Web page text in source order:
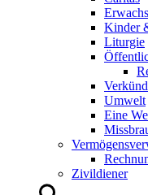
Kinder
Liturgie
Umwelt
Eine
Zivildiener